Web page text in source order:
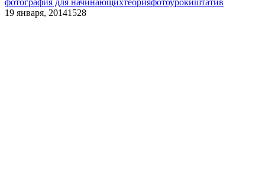
19 января, 20141528